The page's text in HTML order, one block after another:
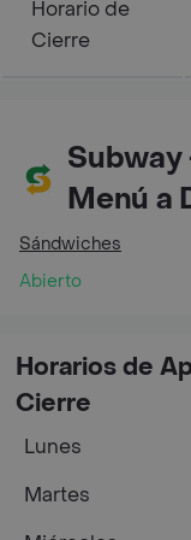
Horario de
Cierre
Menú a
Sándwiches
Abierto
Horarios de
Cierre
Lunes
Martes